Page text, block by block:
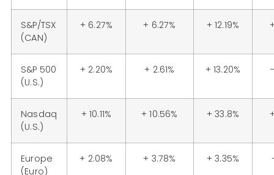
S&P/TSX
(CAN)
+ 6.27% + 6.27% + 12.19%
S&P 500
(U.S.)
+ 2.20% + 2.61% + 13.20%
Nasdaq
(U.S.)
+ 10.11% + 10.56% + 33.8%
Europe
(Euro)
+ 2.08% + 3.78% + 3.35%